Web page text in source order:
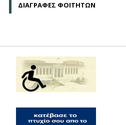
ΔΙΑΓΡΑΦΕΣ ΦΟΙΤΗΤΩΝ